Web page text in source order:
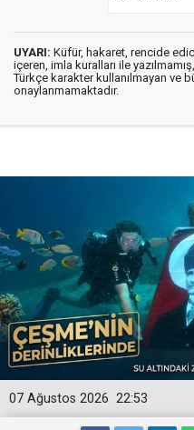
UYARI: Küfür, hakaret, rencide
içeren, imla kuralları ile yazılmamış,
Türkçe karakter kullanılmayan ve
onaylanmamaktadır.
22:53
07 Ağustos 2026